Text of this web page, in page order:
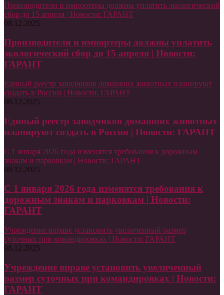
Производители и импортеры должны уплатить экологический
сбор до 15 апреля | Новости: ГАРАНТ
08.12.2025
Производители и импортеры должны уплатить
экологический сбор до 15 апреля | Новости:
ГАРАНТ
Единый реестр заводчиков домашних животных планируют
создать в России | Новости: ГАРАНТ
08.12.2025
Единый реестр заводчиков домашних животных
планируют создать в России | Новости: ГАРАНТ
С 1 января 2026 года изменятся требования к дорожным
знакам и парковкам | Новости: ГАРАНТ
08.12.2025
С 1 января 2026 года изменятся требования к
дорожным знакам и парковкам | Новости:
ГАРАНТ
Учреждение вправе установить увеличенный размер
суточных при командировках | Новости: ГАРАНТ
08.12.2025
Учреждение вправе установить увеличенный
размер суточных при командировках | Новости:
ГАРАНТ